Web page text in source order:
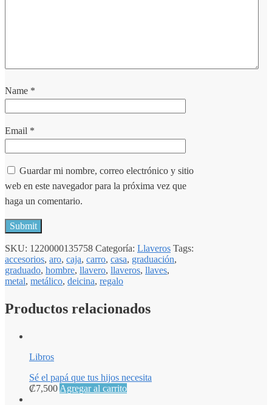
Name *
Email *
Guardar mi nombre, correo electrónico y sitio
web en este navegador para la próxima vez que
haga un comentario.
SKU: 1220000135758 Categoría: Llaveros Tags:
accesorios, aro, caja, carro, casa, graduación,
graduado, hombre, llavero, llaveros, llaves,
metal, metálico, deicina, regalo
Productos relacionados
Libros
Sé el papá que tus hijos necesita
₡7,500 Agregar al carrito